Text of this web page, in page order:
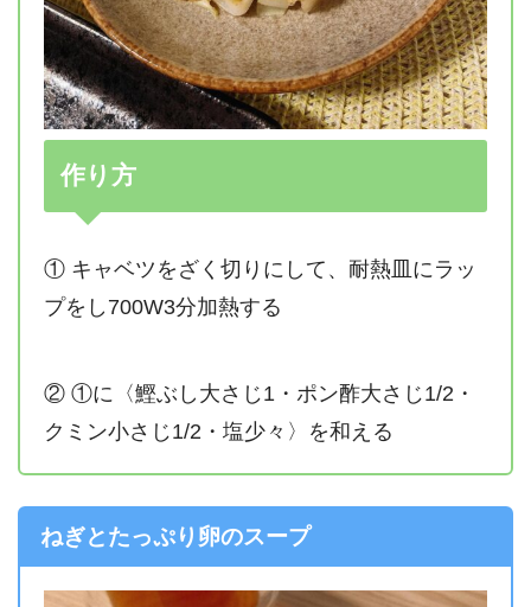
作り方
① キャベツをざく切りにして、耐熱皿にラッ
プをし700W3分加熱する
② ①に〈鰹ぶし大さじ1・ポン酢大さじ1/2・
クミン小さじ1/2・塩少々〉を和える
ねぎとたっぷり卵のスープ